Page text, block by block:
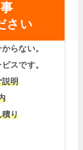
さい
らない。
スです。
説明
積り